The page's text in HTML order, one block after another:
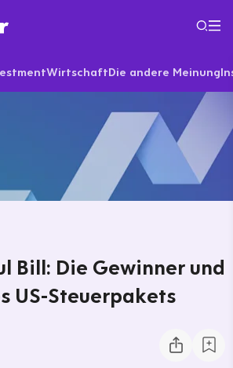
WirtschaftDie andere Meinung
Bill: Die Gewinner und
US-Steuerpakets